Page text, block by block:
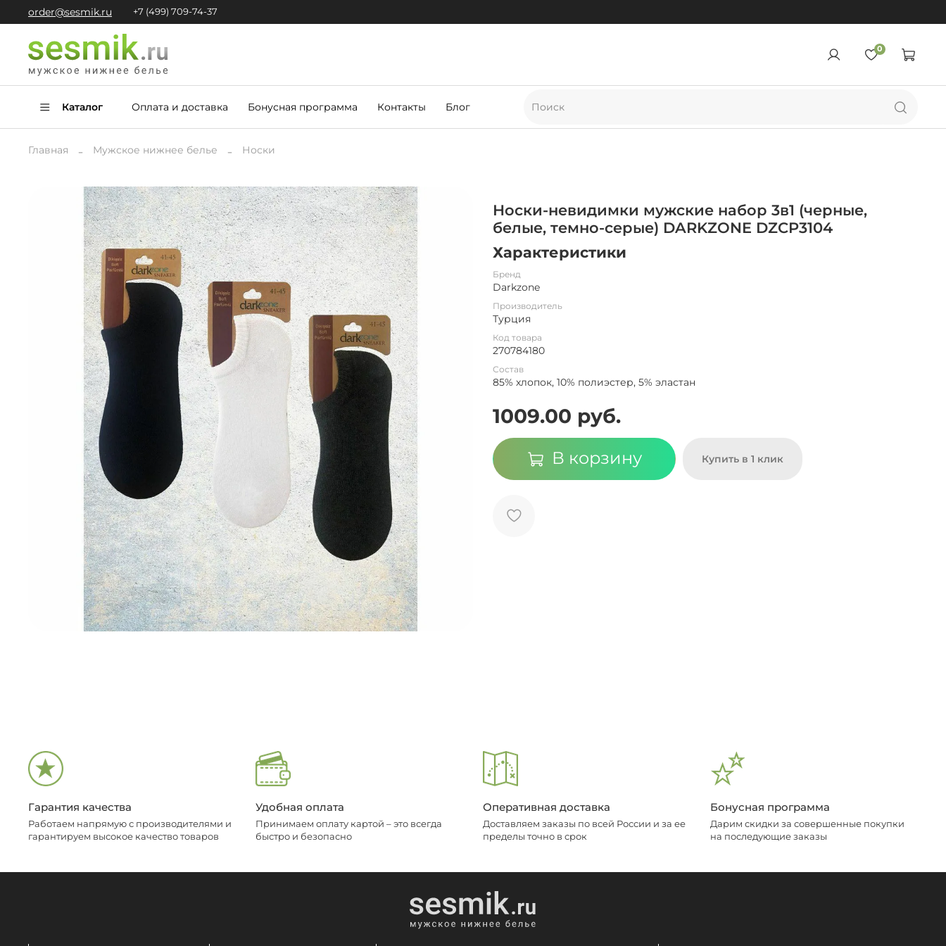
order@sesmik.ru +7 (499) 709-74-37
0
Каталог Оплата и доставка Бонусная программа Контакты Блог
Главная Мужское нижнее белье Носки
Носки-невидимки мужские набор 3в1 (черные,
белые, темно-серые) DARKZONE DZCP3104
Характеристики
Бренд
Darkzone
Производитель
Турция
Код товара
270784180
Состав
85% хлопок, 10% полиэстер, 5% эластан
1009.00 руб.
В корзину Купить в 1 клик
Гарантия качества
Работаем напрямую с производителями и
гарантируем высокое качество товаров
Удобная оплата
Принимаем оплату картой – это всегда
быстро и безопасно
Оперативная доставка
Доставляем заказы по всей России и за ее
пределы точно в срок
Бонусная программа
Дарим скидки за совершенные покупки
на последующие заказы